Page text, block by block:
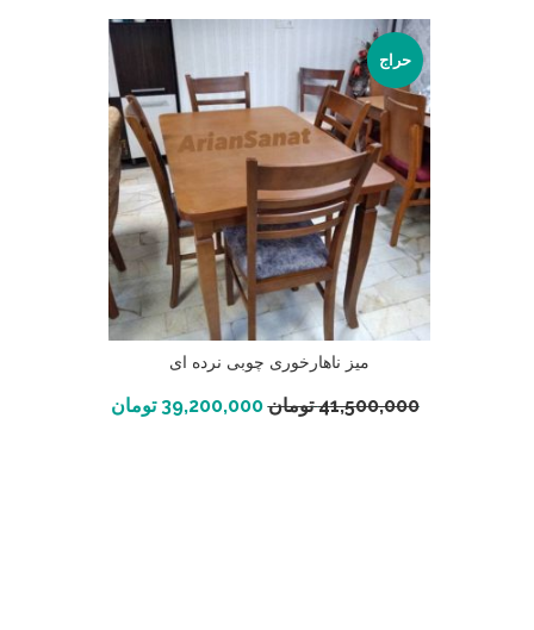
حراج
میز ناهارخوری چوبی نرده ای
41,500,000 تومان 39,200,000 تومان افزودن به سبد خرید